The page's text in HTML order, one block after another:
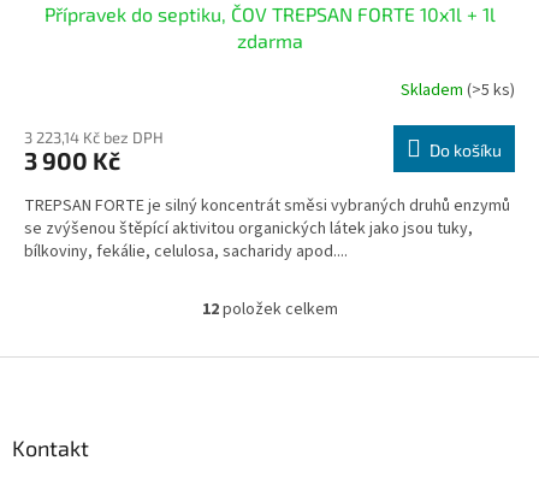
Přípravek do septiku, ČOV TREPSAN FORTE 10x1l + 1l
zdarma
produktu
je
z
5
hvězdiček.
Skladem(>5 ks)
3 223,14 Kč bez DPH
3 900 Kč Do košíku
TREPSAN FORTE je silný koncentrát směsi vybraných druhů enzymů
se zvýšenou štěpící aktivitou organických látek jako jsou tuky,
bílkoviny, fekálie, celulosa, sacharidy apod....
O
l
12položek celkem
Kontakt